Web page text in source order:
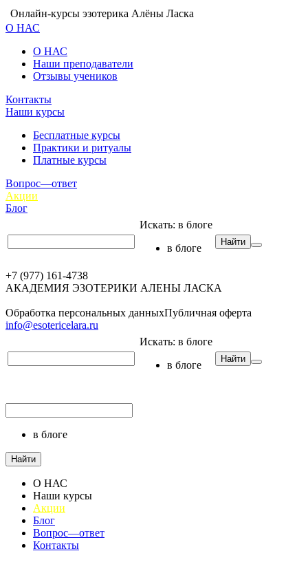
Онлайн-курсы эзотерика Алёны Ласка
О НАС
О НАС
Наши преподаватели
Отзывы учеников
Контакты
Наши курсы
Бесплатные курсы
Практики и ритуалы
Платные курсы
Вопрос—ответ
Акции
Блог
Искать: в блоге
в блоге
Найти
+7 (977) 161-4738
АКАДЕМИЯ ЭЗОТЕРИКИ АЛЕНЫ ЛАСКА
Обработка персональных данныхПубличная оферта
info@esotericelara.ru
Искать: в блоге
в блоге
Найти
в блоге
Найти
О НАС
Наши курсы
Акции
Блог
Вопрос—ответ
Контакты